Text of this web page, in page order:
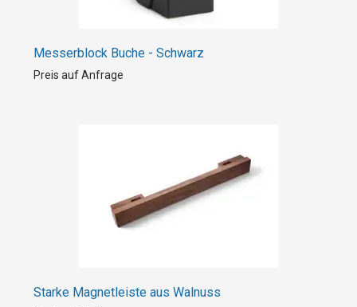
Messerblock Buche - Schwarz
Preis auf Anfrage
Starke Magnetleiste aus Walnuss